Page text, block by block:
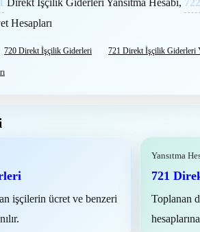
Direkt İşçilik Giderleri Yansıtma Hesabı, 722
Hesapları
720 Direkt İşçilik Giderleri 721 Direkt İşçilik Giderleri
işçilerin ücret ve benzeri
Yansıtma
721
Toplanan